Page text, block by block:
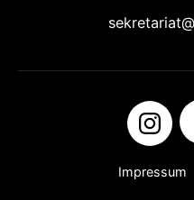
Impressum